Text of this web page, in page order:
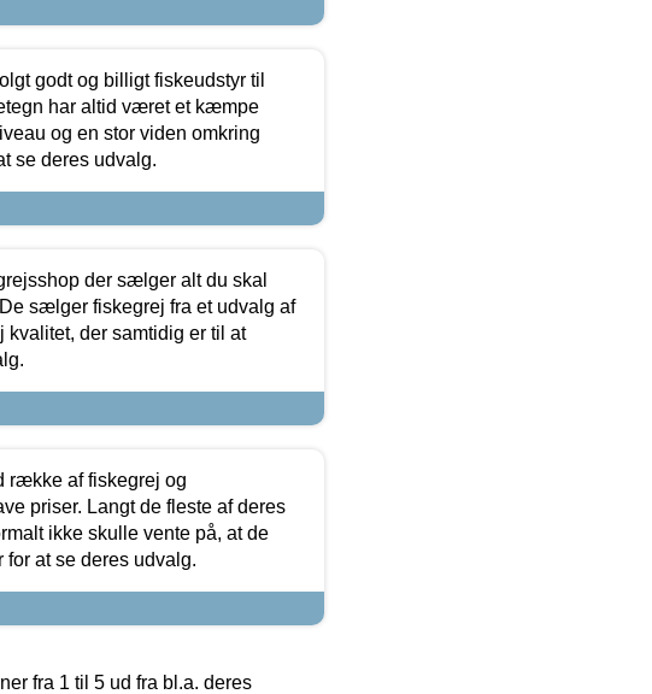
godt og billigt fiskeudstyr til
har altid været et kæmpe
og en stor viden omkring
se deres udvalg.
der sælger alt du skal
sælger fiskegrej fra et udvalg af
der samtidig er til at
række af fiskegrej og
priser. Langt de fleste af deres
ikke skulle vente på, at de
at se deres udvalg.
fra 1 til 5 ud fra bl.a. deres